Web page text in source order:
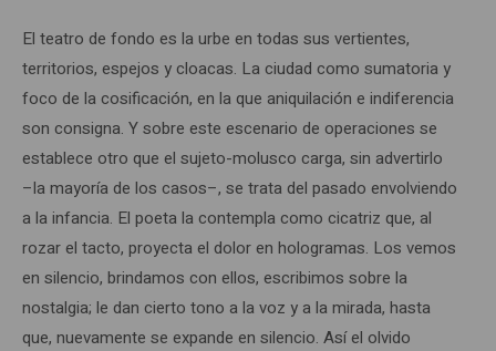
El teatro de fondo es la urbe en todas sus vertientes,
territorios, espejos y cloacas. La ciudad como sumatoria y
foco de la cosificación, en la que aniquilación e indiferencia
son consigna. Y sobre este escenario de operaciones se
establece otro que el sujeto-molusco carga, sin advertirlo
–la mayoría de los casos–, se trata del pasado envolviendo
a la infancia. El poeta la contempla como cicatriz que, al
rozar el tacto, proyecta el dolor en hologramas. Los vemos
en silencio, brindamos con ellos, escribimos sobre la
nostalgia; le dan cierto tono a la voz y a la mirada, hasta
que, nuevamente se expande en silencio. Así el olvido